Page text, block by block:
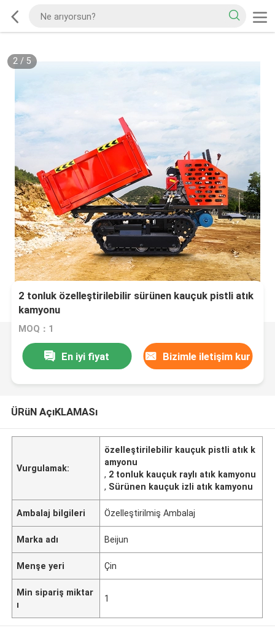
2/ 5
2 tonluk özelleştirilebilir sürünen kauçuk pistli atık
kamyonu
MOQ：1
En iyi fiyat Bizimle iletişim kur
ÜRüN AçıKLAMASı
Vurgulamak:
özelleştirilebilir kauçuk pistli atık k
amyonu
, 2 tonluk kauçuk raylı atık kamyonu
, Sürünen kauçuk izli atık kamyonu
Ambalaj bilgileri Özelleştirilmiş Ambalaj
Marka adı Beijun
Menşe yeri Çin
Min sipariş miktar
ı
1